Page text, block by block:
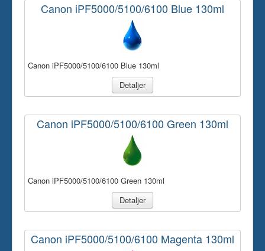
Canon iPF5000/5100/6100 Blue 130ml
Canon iPF5000/5100/6100 Blue 130ml
Detaljer
Canon iPF5000/5100/6100 Green 130ml
Canon iPF5000/5100/6100 Green 130ml
Detaljer
Canon iPF5000/5100/6100 Magenta 130ml